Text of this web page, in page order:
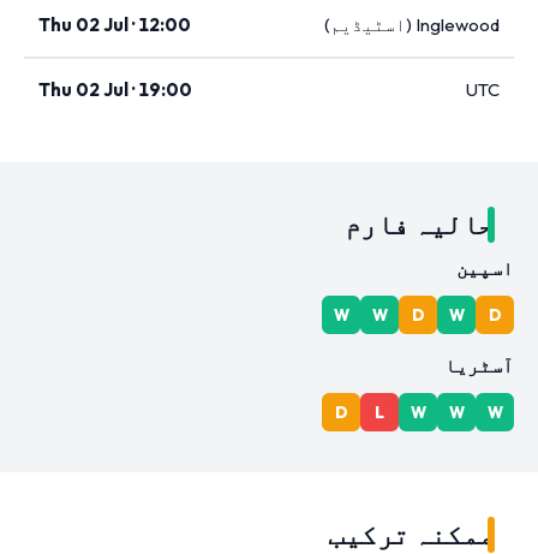
Inglewood (اسٹیڈیم) Thu 02 Jul · 12:00
UTC
Thu 02 Jul · 19:00
حالیہ فارم
اسپین
D
W
D
W
W
آسٹریا
W
W
W
L
D
ممکنہ ترکیب